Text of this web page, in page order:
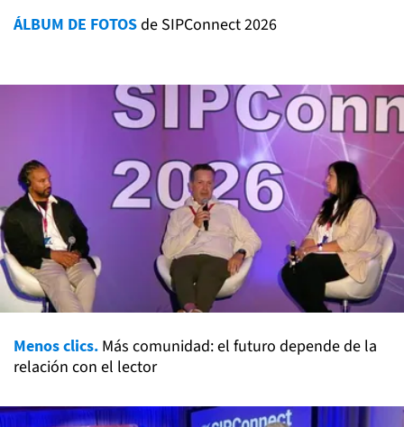
ÁLBUM DE FOTOSde SIPConnect 2026
Menos clics. Más comunidad: el futuro depende de la
relación con el lector